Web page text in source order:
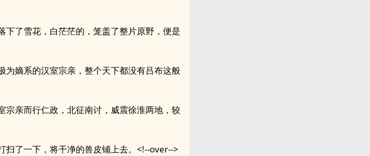
下了雪花，白茫茫的，笼盖了整片原野，便是
为嫡系的汉室宗亲，整个天下都没有吕布这般
宗亲而行仁政，北征南讨，威震徐淮两地，较
扫了一下，将干净的兽皮铺上去。<!--over-->